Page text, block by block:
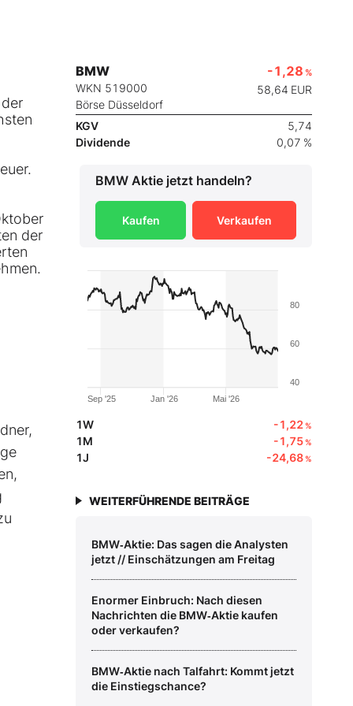
der
BMW
WKN 519000
Börse Düsseldorf
-1,28 %
58,64 EUR
KGV
5,74
Dividende
0,07 %
BMW Aktie jetzt handeln?
Kaufen Verkaufen
Jan '26
Sep '25 Mai '26
40
60
80
1W -1,22%
1M -1,75%
1J -24,68%
WEITERFÜHRENDE BEITRÄGE
BMW‑Aktie: Das sagen die Analysten
jetzt // Einschätzungen am Freitag
Enormer Einbruch: Nach diesen
Nachrichten die BMW‑Aktie kaufen
oder verkaufen?
BMW‑Aktie nach Talfahrt: Kommt jetzt
die Einstiegschance?